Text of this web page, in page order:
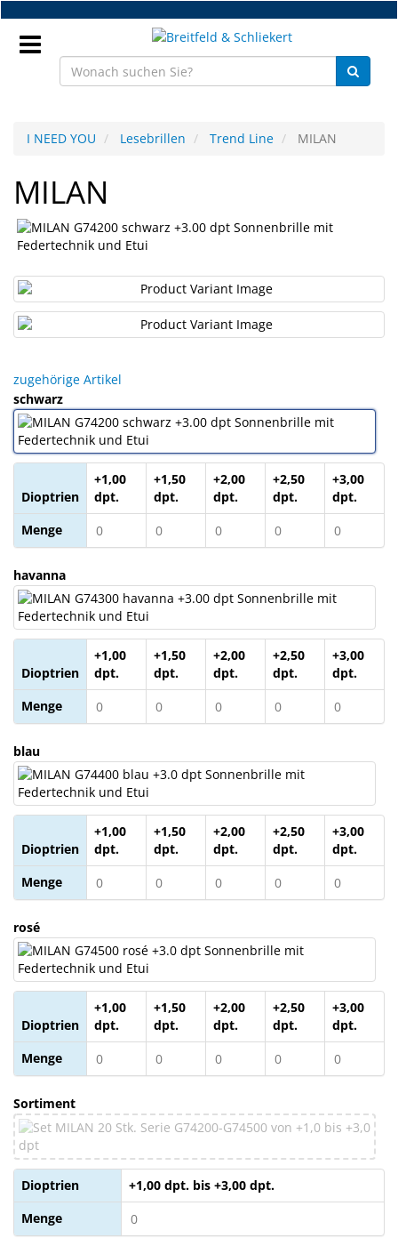
Zum
Hauptinhalt
springen
NEU
Werkstatt
Handelsware
Sport
&
Sonne
Milo
Me
JustMILO
I
NEED
YOU
Instrumente
Schleiftechnik
SALE
I NEED YOU Lesebrillen Trend Line MILAN
MILAN
zugehörige Artikel
schwarz
Dioptrien
+1,00
dpt.
+1,50
dpt.
+2,00
dpt.
+2,50
dpt.
+3,00
dpt.
Menge
havanna
Dioptrien
+1,00
dpt.
+1,50
dpt.
+2,00
dpt.
+2,50
dpt.
+3,00
dpt.
Menge
blau
Dioptrien
+1,00
dpt.
+1,50
dpt.
+2,00
dpt.
+2,50
dpt.
+3,00
dpt.
Menge
rosé
Dioptrien
+1,00
dpt.
+1,50
dpt.
+2,00
dpt.
+2,50
dpt.
+3,00
dpt.
Menge
Sortiment
Dioptrien
+1,00 dpt. bis +3,00 dpt.
Menge